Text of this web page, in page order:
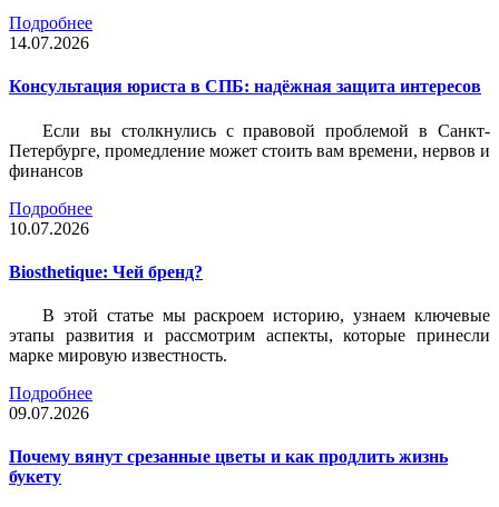
Подробнее
14.07.2026
Консультация юриста в СПБ: надёжная защита интересов
Если вы столкнулись с правовой проблемой в Санкт-
Петербурге, промедление может стоить вам времени, нервов и
финансов
Подробнее
10.07.2026
Biosthetique: Чей бренд?
В этой статье мы раскроем историю, узнаем ключевые
этапы развития и рассмотрим аспекты, которые принесли
марке мировую известность.
Подробнее
09.07.2026
Почему вянут срезанные цветы и как продлить жизнь
букету